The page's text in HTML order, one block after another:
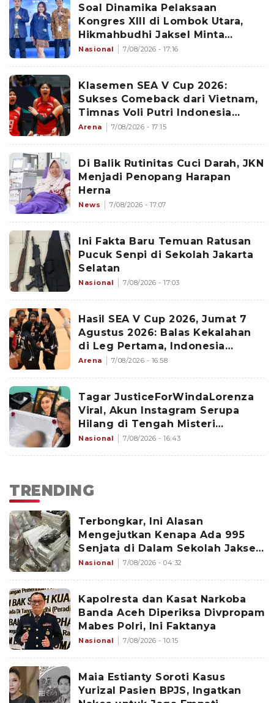
Soal Dinamika Pelaksaan
Kongres XIII di Lombok Utara,
Hikmahbudhi Jaksel Minta
Perkuat Konsolidasi dan Pererat
Nasional 7/08/2026 - 17:16
Klasemen SEA V Cup 2026:
Sukses Comeback dari Vietnam,
Timnas Voli Putri Indonesia
Langsung Bertengger di Puncak
Arena 7/08/2026 - 17:15
Di Balik Rutinitas Cuci Darah, JKN
Menjadi Penopang Harapan
Herna
News 7/08/2026 - 17:07
Ini Fakta Baru Temuan Ratusan
Pucuk Senpi di Sekolah Jakarta
Selatan
Nasional 7/08/2026 - 17:03
Hasil SEA V Cup 2026, Jumat 7
Agustus 2026: Balas Kekalahan
di Leg Pertama, Indonesia
Comeback Taklukan Vietnam
Arena 7/08/2026 - 16:58
Tagar JusticeForWindaLorenza
Viral, Akun Instagram Serupa
Hilang di Tengah Misteri
Kematian Mantan Istri Polisi di
Nasional 7/08/2026 - 16:43
TRENDING
Terbongkar, Ini Alasan
Mengejutkan Kenapa Ada 995
Senjata di Dalam Sekolah Jaksel
Sejak 2020
Nasional 7/08/2026 - 04:32
Kapolresta dan Kasat Narkoba
Banda Aceh Diperiksa Divpropam
Mabes Polri, Ini Faktanya
Nasional 7/08/2026 - 10:15
Maia Estianty Soroti Kasus
Yurizal Pasien BPJS, Ingatkan